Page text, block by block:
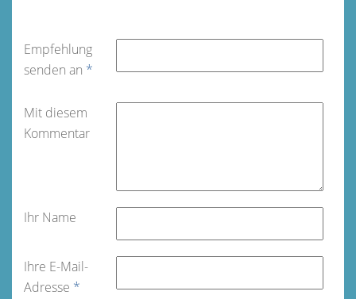
Empfehlung
senden an *
Mit diesem
Kommentar
Ihr Name
Ihre E-Mail-
Adresse *